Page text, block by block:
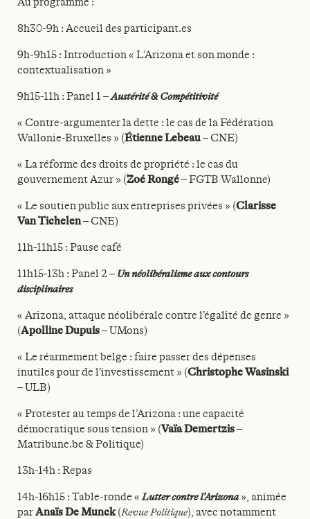
8h30-9h : Accueil des participant.es
9h-9h15 : Introduction « L’Arizona et son monde :
contextualisation »
9h15-11h : Panel 1 –Austérité & Compétitivité
« Contre-argumenter la dette : le cas de la Fédération
Wallonie-Bruxelles » (Étienne Lebeau– CNE)
« La réforme des droits de propriété : le cas du
gouvernement Azur » (Zoé Rongé– FGTB Wallonne)
« Le soutien public aux entreprises privées » (Clarisse
Van Tichelen– CNE)
11h-11h15 : Pause café
11h15-13h : Panel 2 – Un néolibéralisme aux contours
disciplinaires
« Arizona, attaque néolibérale contre l’égalité de genre »
(Apolline Dupuis– UMons)
« Le réarmement belge : faire passer des dépenses
inutiles pour de l’investissement » (Christophe Wasinski
– ULB)
« Protester au temps de l’Arizona : une capacité
démocratique sous tension » (Vaïa Demertzis–
Matribune.be & Politique)
13h-14h : Repas
14h-16h15 : Table-ronde «Lutter contre l’Arizona», animée
parAnaïs De Munck(Revue Politique), avec notamment